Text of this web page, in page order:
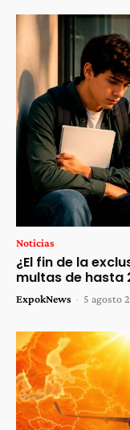
Noticias
¿El fin de la
multas de hasta
ExpokNews - 5 agosto